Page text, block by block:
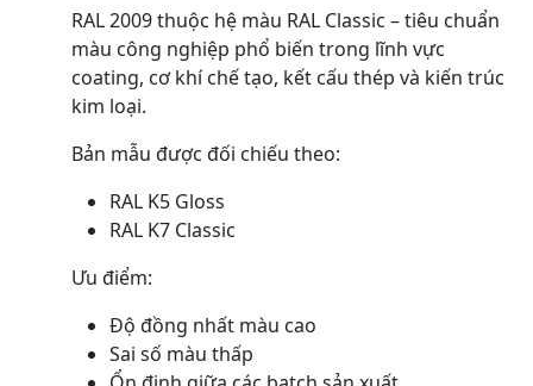
RAL 2009 thuộc hệ màu RAL Classic – tiêu chuẩn
màu công nghiệp phổ biến trong lĩnh vực
coating, cơ khí chế tạo, kết cấu thép và kiến trúc
kim loại.
Bản mẫu được đối chiếu theo:
RAL K5 Gloss
RAL K7 Classic
Ưu điểm:
Độ đồng nhất màu cao
Sai số màu thấp